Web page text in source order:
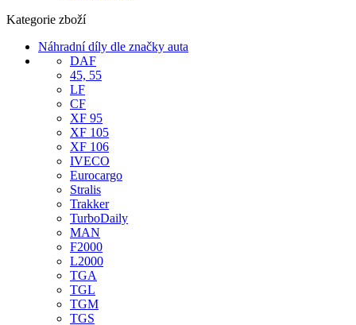
Kategorie zboží
Náhradní díly dle značky auta
DAF
45, 55
LF
CF
XF 95
XF 105
XF 106
IVECO
Eurocargo
Stralis
Trakker
TurboDaily
MAN
F2000
L2000
TGA
TGL
TGM
TGS